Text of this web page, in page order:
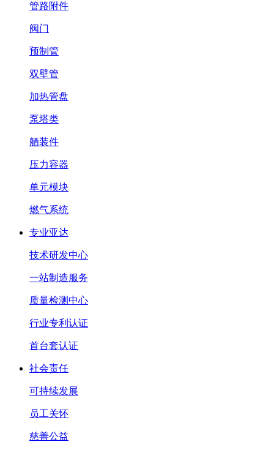
管路附件
阀门
预制管
双壁管
加热管盘
泵塔类
舾装件
压力容器
单元模块
燃气系统
专业亚达
技术研发中心
一站制造服务
质量检测中心
行业专利认证
首台套认证
社会责任
可持续发展
员工关怀
慈善公益